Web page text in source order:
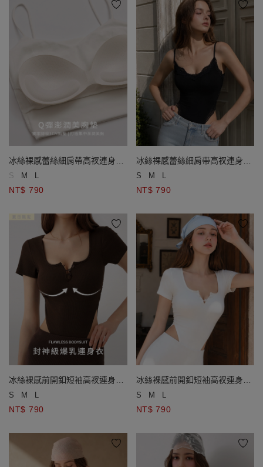
冰絲裸感蕾絲細肩帶高衩連身衣
(附胸墊)
S M L
NT$ 790
冰絲裸感蕾絲細肩帶高衩連身衣
(附胸墊)
S M L
NT$ 790
冰絲裸感前開釦短袖高衩連身衣
(附胸墊)
S M L
NT$ 790
冰絲裸感前開釦短袖高衩連身衣
(附胸墊)
S M L
NT$ 790